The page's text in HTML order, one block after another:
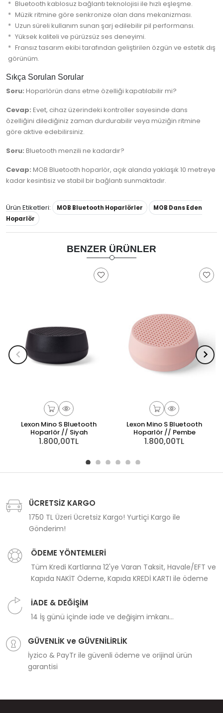
Bluetooth kablosuz bağlantı teknolojisi ile hızlı eşleşme.
Müzik ritmine göre senkronize olan dans mekanizması.
Uzun süreli kullanım sunan şarj edilebilir pil performansı.
Yüksek kaliteli ve pürüzsüz ses deneyimi.
Fransız tasarım ekibi tarafından geliştirilen özgün ve estetik dış
görünüm.
Sıkça Sorulan Sorular
Soru: Hoparlörün dans etme özelliği kapatılabilir mi?
Cevap: Evet, cihaz üzerindeki kontroller sayesinde dans
özelliğini dilediğiniz zaman durdurabilir veya müziğin ritmine
göre aktive edebilirsiniz.
Soru: Bluetooth menzili ne kadardır?
Cevap: MOB Bluetooth hoparlör, açık alanda yaklaşık 10 metreye
kadar kesintisiz ve stabil bir bağlantı sunmaktadır.
Ürün Etiketleri: MOB Bluetooth Hoparlörler
MOB Dans Eden
Hoparlör
BENZER ÜRÜNLER
Lexon Mino S Bluetooth
Hoparlör // Siyah
1.800,00TL
Lexon Mino S Bluetooth
Hoparlör // Pembe
1.800,00TL
ÜCRETSİZ KARGO
1750 TL Üzeri Ücretsiz Kargo! Yurtiçi Kargo ile
Gönderim!
ÖDEME YÖNTEMLERİ
Tüm Kredi Kartlarına 12'ye Varan Taksit, Havale/EFT ve
Kapıda NAKİT Ödeme, Kapıda KREDİ KARTI ile ödeme
İADE & DEĞİŞİM
14 İş günü içinde iade ve değişim imkanı...
GÜVENLİK ve GÜVENİLİRLİK
İyzico & PayTr ile güvenli ödeme ve orijinal ürün
garantisi